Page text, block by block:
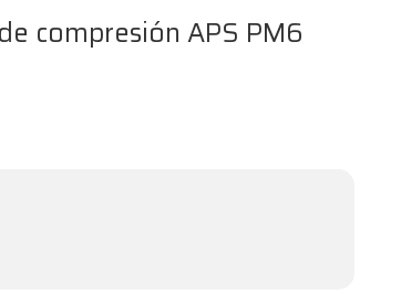
compresión APS PM6